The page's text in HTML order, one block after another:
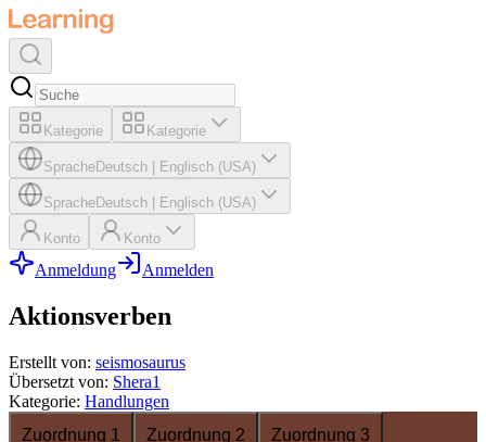
Kategorie Kategorie
SpracheDeutsch Englisch (USA)
SpracheDeutsch Englisch (USA)
Konto Konto
Anmeldung Anmelden
Aktionsverben
Erstellt von: seismosaurus
Übersetzt von: Shera1
Kategorie: Handlungen
Zuordnung 1
Zuordnung 2 Zuordnung 3